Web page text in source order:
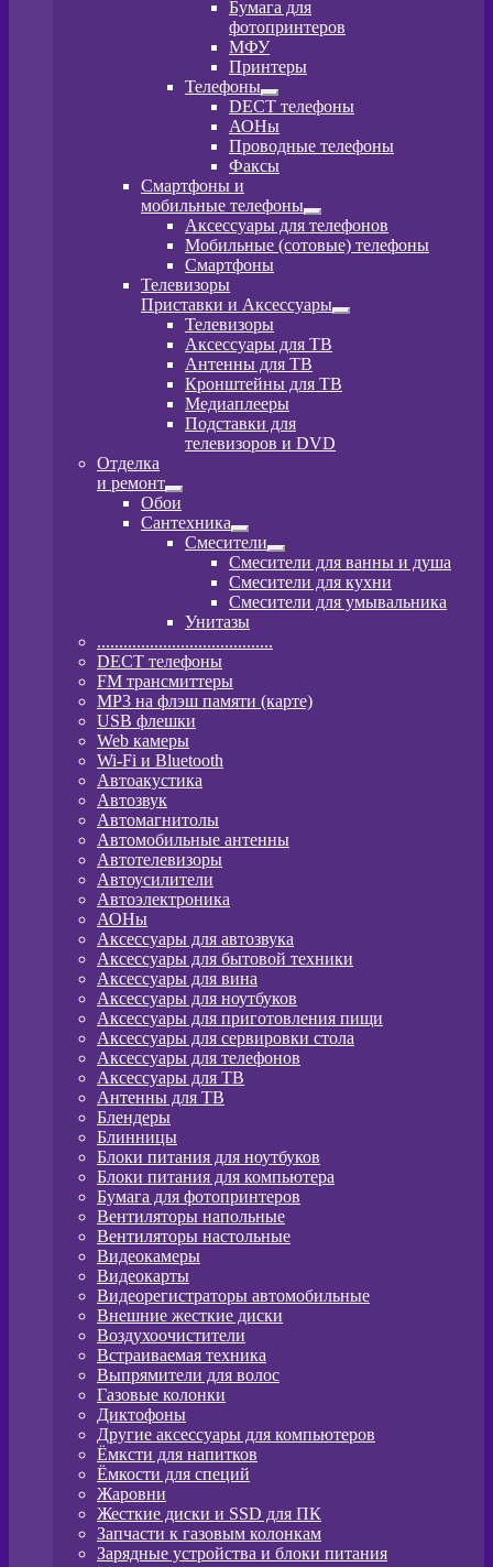
вложенное
меню
Бумага для
фотопринтеров
МФУ
Принтеры
Телефоны
Развернутое
вложенное
меню
DECT телефоны
АОНы
Проводные телефоны
Факсы
Смартфоны и
мобильные телефоны
Развернутое
вложенное
меню
Аксессуары для телефонов
Мобильные (сотовые) телефоны
Смартфоны
Телевизоры
Приставки и Аксессуары
Развернутое
Телевизоры
Аксессуары для ТВ
Антенны для ТВ
Кронштейны для ТВ
Медиаплееры
Подставки для
телевизоров и DVD
Отделка
и ремонт
Развернутое
вложенное
меню
Обои
Сантехника
Развернутое
вложенное
меню
Смесители
Развернутое
вложенное
меню
Смесители для ванны и душа
Смесители для кухни
Смесители для умывальника
Унитазы
........................................
DECT телефоны
FM трансмиттеры
MP3 на флэш памяти (карте)
USB флешки
Web камеры
Wi-Fi и Bluetooth
Автоакустика
Автозвук
Автомагнитолы
Автомобильные антенны
Автотелевизоры
Автоусилители
Автоэлектроника
АОНы
Аксессуары для автозвука
Аксессуары для бытовой техники
Аксессуары для вина
Аксессуары для ноутбуков
Аксессуары для приготовления пищи
Аксессуары для сервировки стола
Аксессуары для телефонов
Аксессуары для ТВ
Антенны для ТВ
Блендеры
Блинницы
Блоки питания для ноутбуков
Блоки питания для компьютера
Бумага для фотопринтеров
Вентиляторы напольные
Вентиляторы настольные
Видеокамеры
Видеокарты
Видеорегистраторы автомобильные
Внешние жесткие диски
Воздухоочистители
Встраиваемая техника
Выпрямители для волос
Газовые колонки
Диктофоны
Другие аксессуары для компьютеров
Ёмксти для напитков
Ёмкости для специй
Жаровни
Жесткие диски и SSD для ПК
Запчасти к газовым колонкам
Зарядные устройства и блоки питания